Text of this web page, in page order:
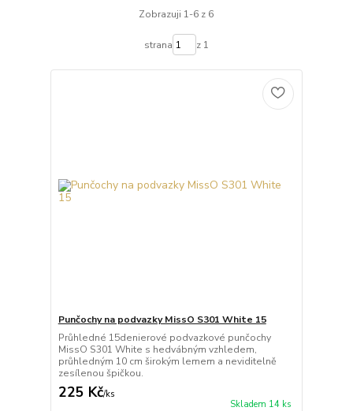
Zobrazuji 1-6 z 6
strana z 1
Punčochy na podvazky MissO S301 White 15
Průhledné 15denierové podvazkové punčochy
MissO S301 White s hedvábným vzhledem,
průhledným 10 cm širokým lemem a neviditelně
zesílenou špičkou.
225 Kč/ks
Skladem 14 ks